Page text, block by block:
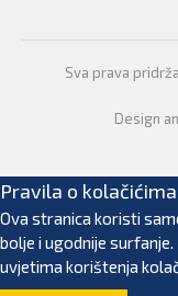
Sva prava
Design
Pravila o kolačićima
Ova stranica koristi
bolje i ugodnije
uvjetima korištenja